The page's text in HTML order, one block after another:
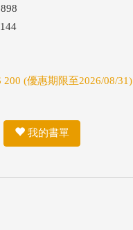
(優惠期限至2026/08/31)
我的書單